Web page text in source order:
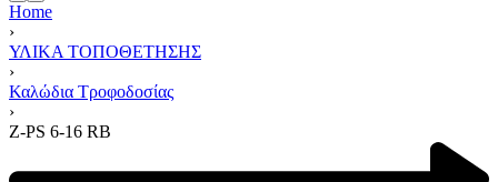
Home
›
ΥΛΙΚΑ ΤΟΠΟΘΕΤΗΣΗΣ
›
Καλώδια Τροφοδοσίας
›
Z-PS 6-16 RB